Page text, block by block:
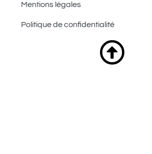
Mentions légales
Politique de confidentialité